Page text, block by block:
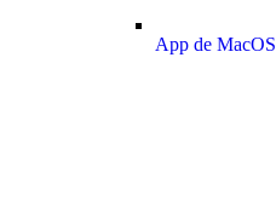
App de MacOS